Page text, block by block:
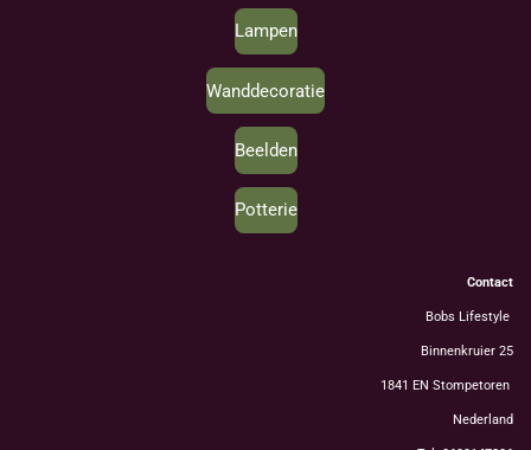
Lampen
Wanddecoratie
Beelden
Potterie
Contact
Bobs Lifestyle
Binnenkruier 25
1841 EN Stompetoren
Nederland